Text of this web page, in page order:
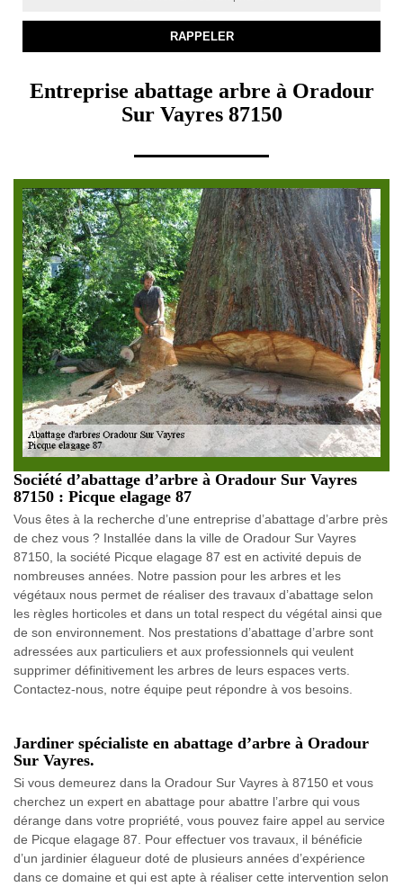
Entreprise abattage arbre à Oradour
Sur Vayres 87150
Société d’abattage d’arbre à Oradour Sur Vayres
87150 : Picque elagage 87
Vous êtes à la recherche d’une entreprise d’abattage d’arbre près
de chez vous ? Installée dans la ville de Oradour Sur Vayres
87150, la société Picque elagage 87 est en activité depuis de
nombreuses années. Notre passion pour les arbres et les
végétaux nous permet de réaliser des travaux d’abattage selon
les règles horticoles et dans un total respect du végétal ainsi que
de son environnement. Nos prestations d’abattage d’arbre sont
adressées aux particuliers et aux professionnels qui veulent
supprimer définitivement les arbres de leurs espaces verts.
Contactez-nous, notre équipe peut répondre à vos besoins.
Jardiner spécialiste en abattage d’arbre à Oradour
Sur Vayres.
Si vous demeurez dans la Oradour Sur Vayres à 87150 et vous
cherchez un expert en abattage pour abattre l’arbre qui vous
dérange dans votre propriété, vous pouvez faire appel au service
de Picque elagage 87. Pour effectuer vos travaux, il bénéficie
d’un jardinier élagueur doté de plusieurs années d’expérience
dans ce domaine et qui est apte à réaliser cette intervention selon